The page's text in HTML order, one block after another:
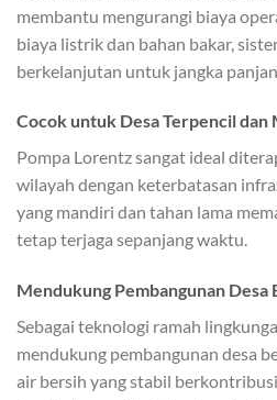
membantu mengurangi biaya
biaya listrik dan bahan bakar,
berkelanjutan untuk jangka
Cocok untuk Desa Terpencil
Pompa Lorentz sangat ideal
wilayah dengan keterbatasan
yang mandiri dan tahan lama
tetap terjaga sepanjang waktu.
Mendukung Pembangunan
Sebagai teknologi ramah
mendukung pembangunan desa
air bersih yang stabil